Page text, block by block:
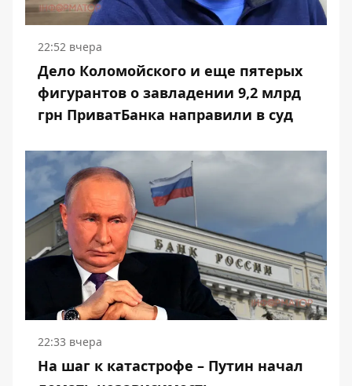
22:52 вчера
Дело Коломойского и еще пятерых
фигурантов о завладении 9,2 млрд
грн ПриватБанка направили в суд
22:33 вчера
На шаг к катастрофе – Путин начал